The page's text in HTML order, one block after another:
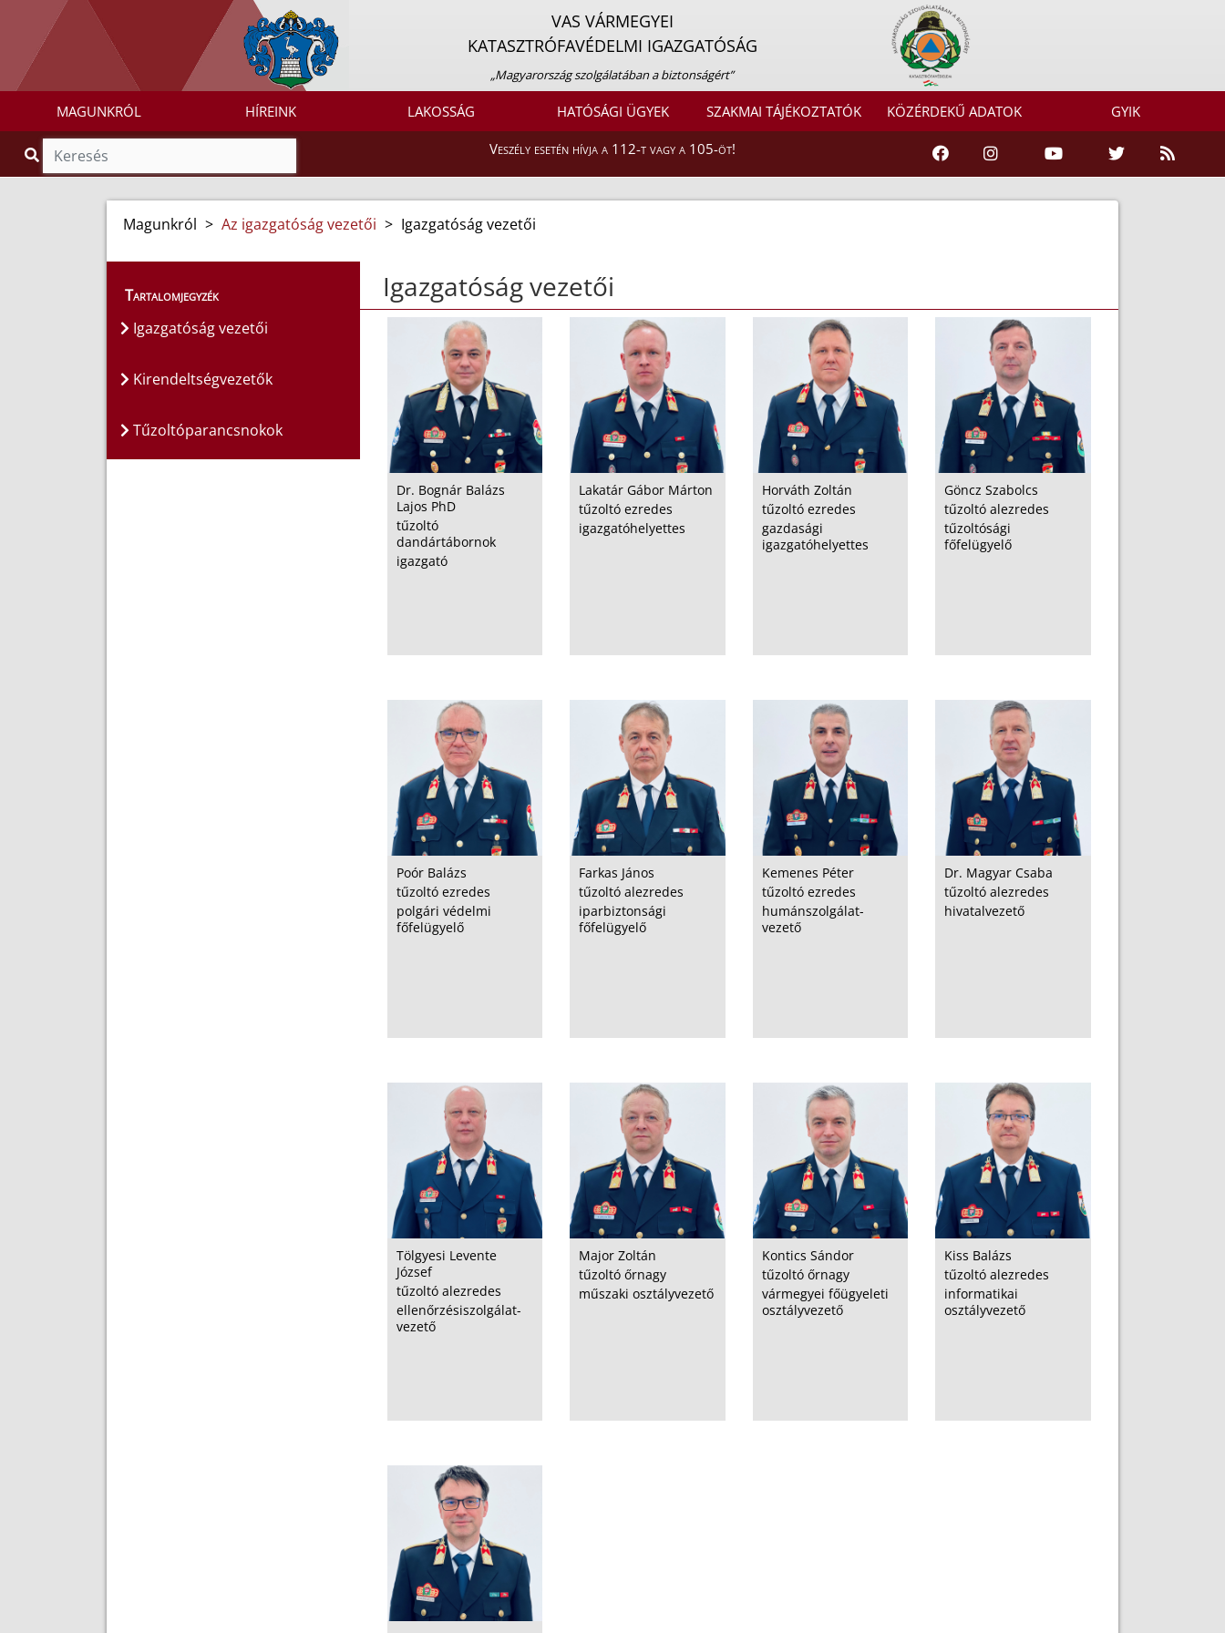
VAS VÁRMEGYEI
KATASZTRÓFAVÉDELMI IGAZGATÓSÁG
„Magyarország szolgálatában a biztonságért”
MAGUNKRÓL HÍREINK LAKOSSÁG HATÓSÁGI ÜGYEK SZAKMAI TÁJÉKOZTATÓK KÖZÉRDEKŰ ADATOK GYIK
Veszély esetén hívja a 112-t vagy a 105-öt!
Magunkról > Az igazgatóság vezetői > Igazgatóság vezetői
Tartalomjegyzék
Igazgatóság vezetői
Kirendeltségvezetők
Tűzoltóparancsnokok
Igazgatóság vezetői
Dr. Bognár Balázs
Lajos PhD
tűzoltó
dandártábornok
igazgató
Lakatár Gábor Márton
tűzoltó ezredes
igazgatóhelyettes
Horváth Zoltán
tűzoltó ezredes
gazdasági
igazgatóhelyettes
Göncz Szabolcs
tűzoltó alezredes
tűzoltósági
főfelügyelő
Poór Balázs
tűzoltó ezredes
polgári védelmi
főfelügyelő
Farkas János
tűzoltó alezredes
iparbiztonsági
főfelügyelő
Kemenes Péter
tűzoltó ezredes
humánszolgálat-
vezető
Dr. Magyar Csaba
tűzoltó alezredes
hivatalvezető
Tölgyesi Levente
József
tűzoltó alezredes
ellenőrzésiszolgálat-
vezető
Major Zoltán
tűzoltó őrnagy
műszaki osztályvezető
Kontics Sándor
tűzoltó őrnagy
vármegyei főügyeleti
osztályvezető
Kiss Balázs
tűzoltó alezredes
informatikai
osztályvezető